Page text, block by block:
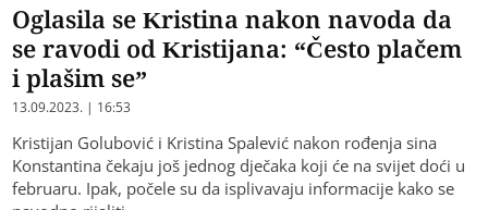
Oglasila se Kristina nakon navoda da
se ravodi od Kristijana: “Često plačem
i plašim se”
13.09.2023. | 16:53
Kristijan Golubović i Kristina Spalević nakon rođenja sina
Konstantina čekaju još jednog dječaka koji će na svijet doći u
februaru. Ipak, počele su da isplivavaju informacije kako se